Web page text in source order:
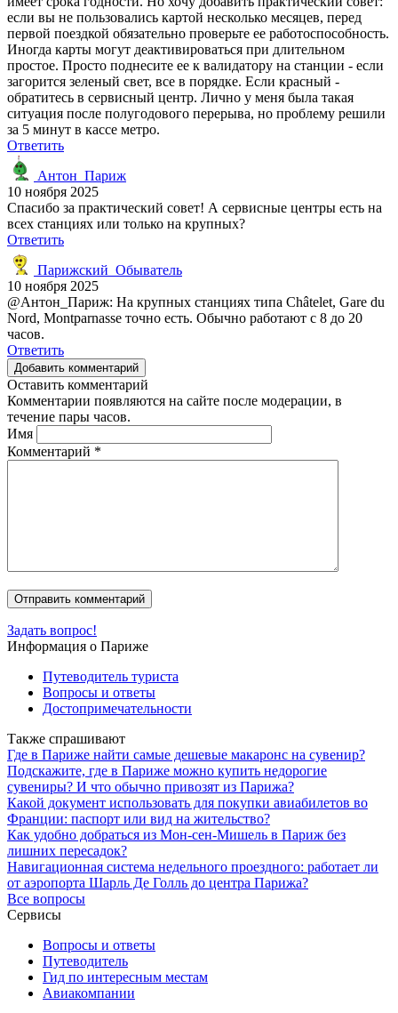
если вы не пользовались картой несколько месяцев, перед
первой поездкой обязательно проверьте ее работоспособность.
Иногда карты могут деактивироваться при длительном
простое. Просто поднесите ее к валидатору на станции - если
загорится зеленый свет, все в порядке. Если красный -
обратитесь в сервисный центр. Лично у меня была такая
ситуация после полугодового перерыва, но проблему решили
за 5 минут в кассе метро.
Ответить
Антон_Париж
10 ноября 2025
Спасибо за практический совет! А сервисные центры есть на
всех станциях или только на крупных?
Ответить
Парижский_Обыватель
10 ноября 2025
@Антон_Париж: На крупных станциях типа Châtelet, Gare du
Nord, Montparnasse точно есть. Обычно работают с 8 до 20
часов.
Ответить
Добавить комментарий
Оставить комментарий
Комментарии появляются на сайте после модерации, в
течение пары часов.
Имя
Комментарий *
Задать вопрос!
Информация о Париже
Путеводитель туриста
Вопросы и ответы
Достопримечательности
Также спрашивают
Где в Париже найти самые дешевые макаронс на сувенир?
Подскажите, где в Париже можно купить недорогие
сувениры? И что обычно привозят из Парижа?
Какой документ использовать для покупки авиабилетов во
Франции: паспорт или вид на жительство?
Как удобно добраться из Мон-сен-Мишель в Париж без
лишних пересадок?
Навигационная система недельного проездного: работает ли
от аэропорта Шарль Де Голль до центра Парижа?
Все вопросы
Сервисы
Вопросы и ответы
Путеводитель
Гид по интересным местам
Авиакомпании